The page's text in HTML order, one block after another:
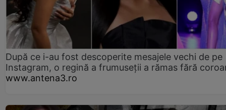
După ce i-au fost descoperite mesajele vechi de pe
Instagram, o regină a frumuseții a rămas fără
www.antena3.ro